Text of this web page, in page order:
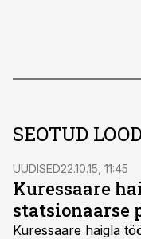
SEOTUD
UUDISED22.10.15, 11:45
Kuressaare
statsionaarse
Kuressaare haigla